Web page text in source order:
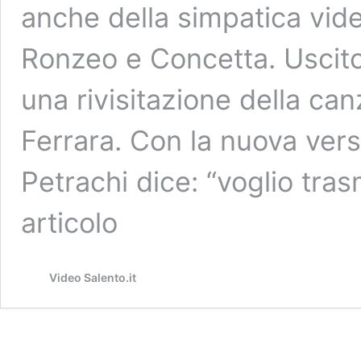
anche della simpatica
Ronzeo e Concetta.
una rivisitazione della
Ferrara. Con la nuova
Petrachi dice: “voglio
articolo
Video Salento.it